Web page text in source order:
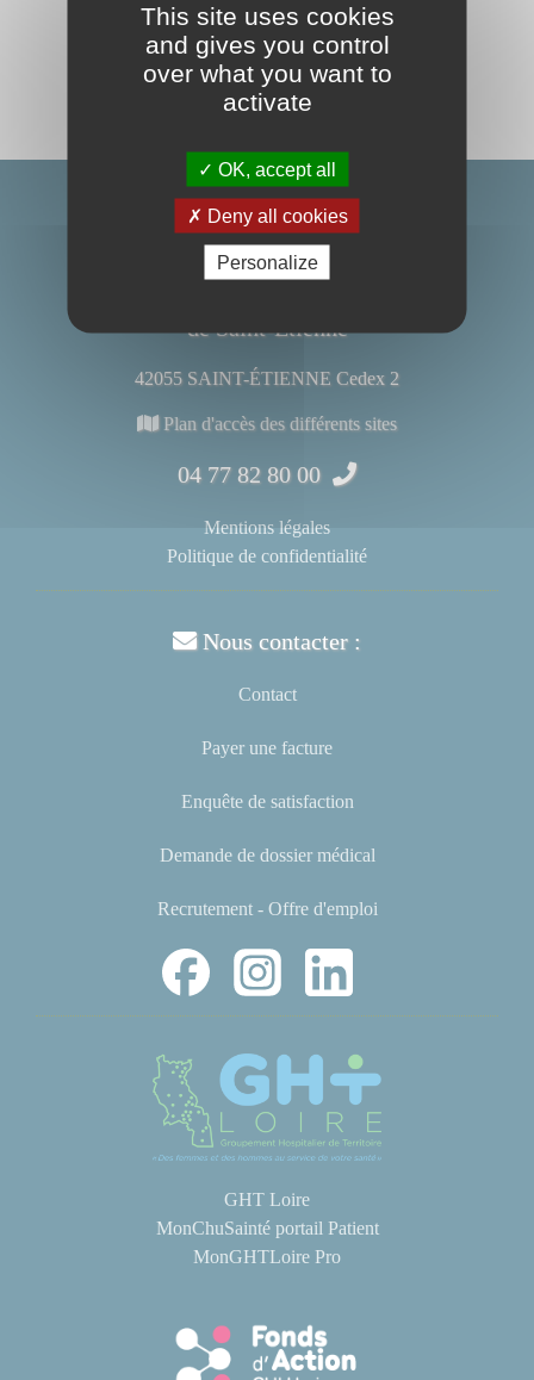
de Saint-Étienne
42055 SAINT-ÉTIENNE Cedex 2
Plan d'accès des différents sites
04 77 82 80 00
Mentions légales
Politique de confidentialité
Nous contacter :
Contact
Payer une facture
Enquête de satisfaction
Demande de dossier médical
Recrutement - Offre d'emploi
GHT Loire
MonChuSainté portail Patient
MonGHTLoire Pro
This site uses cookies
and gives you control
over what you want to
activate
OK, accept all
Deny all cookies
Personalize